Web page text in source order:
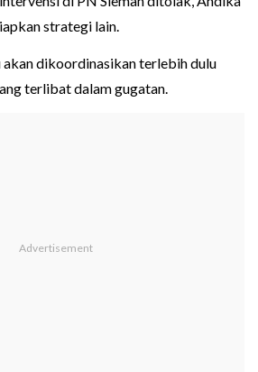
strategi lain.
dikoordinasikan terlebih dulu
terlibat dalam gugatan.